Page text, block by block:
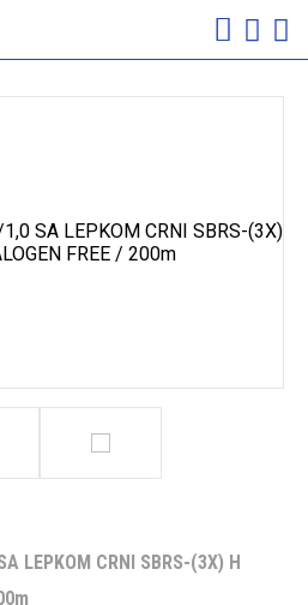
LEPKOM CRNI SBRS-(3X) H